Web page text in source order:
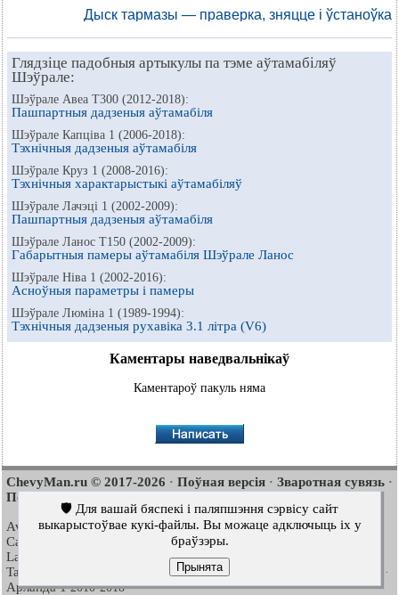
Дыск тармазы — праверка, зняцце і ўстаноўка
Глядзіце падобныя артыкулы па тэме аўтамабіляў
Шэўрале:
Шэўрале Авеа Т300 (2012-2018):
Пашпартныя дадзеныя аўтамабіля
Шэўрале Капціва 1 (2006-2018):
Тэхнічныя дадзеныя аўтамабіля
Шэўрале Круз 1 (2008-2016):
Тэхнічныя характарыстыкі аўтамабіляў
Шэўрале Лачэці 1 (2002-2009):
Пашпартныя дадзеныя аўтамабіля
Шэўрале Ланос Т150 (2002-2009):
Габарытныя памеры аўтамабіля Шэўрале Ланос
Шэўрале Ніва 1 (2002-2016):
Асноўныя параметры і памеры
Шэўрале Люміна 1 (1989-1994):
Тэхнічныя дадзеныя рухавіка 3.1 літра (V6)
Каментары наведвальнікаў
Каментароў пакуль няма
ChevyMan.ru © 2017-2026 · Поўная версія · Зваротная сувязь ·
Пошук па сайце
Aveo2003-2008·Aveo2006-2011· Aveo2012-2018·
Captiva 2008-2016·Lacetti
Lanos 2002-2016·Tahoe
Tahoe 1989-1994· ·
Арланда 12010-2018
🛡️ Для вашай бяспекі і паляпшэння сэрвісу сайт
выкарыстоўвае кукі-файлы. Вы можаце адключыць іх у
браўзэры.
Прынята